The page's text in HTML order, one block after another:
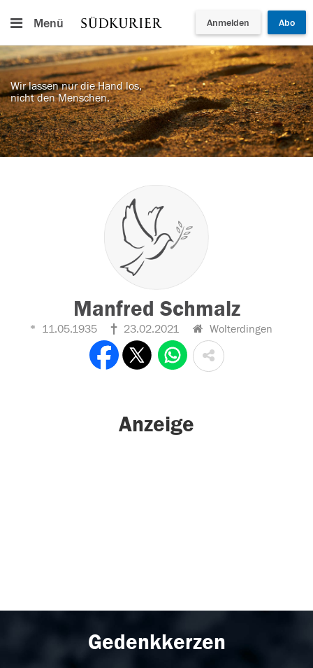
Menü Anmelden Abo
Wir lassen nur die Hand los,
nicht den Menschen.
Manfred Schmalz
11.05.1935 23.02.2021 Wolterdingen
Anzeige
Gedenkkerzen